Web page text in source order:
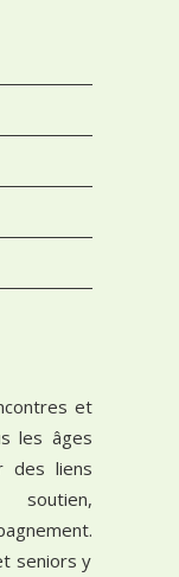
et
les âges
des liens
seniors y